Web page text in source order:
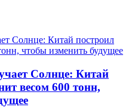
Солнце: Китай
весом 600 тонн,